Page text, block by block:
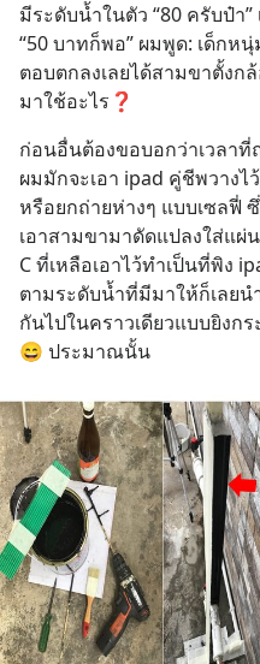
มีระดับน้ำในตัว “80 ครับป๋า
“50 บาทก็พอ” ผมพูด: เด็ก
ตอบตกลงเลยได้สามขาตั้งก
มาใช้อะไร❓
ก่อนอื่นต้องขอบอกว่าเวลา
ผมมักจะเอา ipad คู่ชีพวางไ
หรือยกถ่ายห่างๆ แบบเซลฟี่
เอาสามขามาดัดแปลงใส่แผ่
C ที่เหลือเอาไว้ทำเป็นที่พิง
ตามระดับน้ำที่มีมาให้ก็เลย
กันไปในคราวเดียวแบบยิงก
😄 ประมาณนั้น